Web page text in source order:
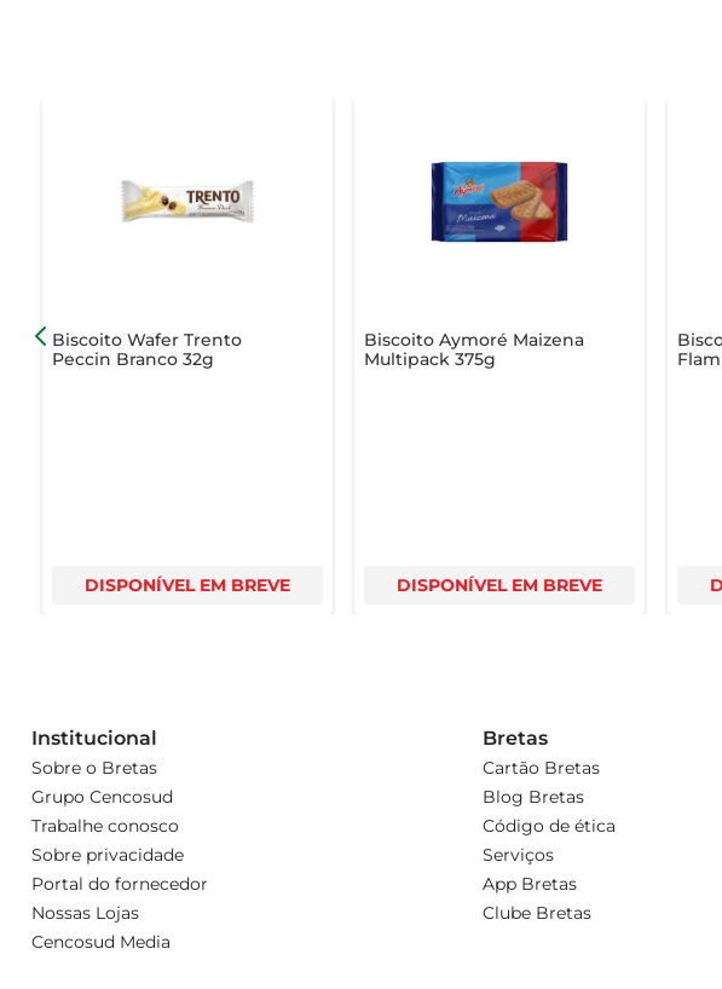
Biscoito Wafer Trento
Peccin Branco 32g
DISPONÍVEL EM BREVE
Biscoito Aymoré Maizena
Multipack 375g
DISPONÍVEL EM BREVE
Institucional
Sobre o Bretas
Grupo Cencosud
Trabalhe conosco
Sobre privacidade
Portal do fornecedor
Nossas Lojas
Cencosud Media
Bretas
Cartão Bretas
Blog Bretas
Código de ética
Serviços
App Bretas
Clube Bretas